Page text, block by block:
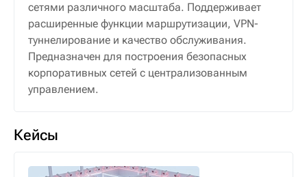
сетями различного масштаба. Поддерживает
расширенные функции маршрутизации, VPN-
туннелирование и качество обслуживания.
Предназначен для построения безопасных
корпоративных сетей с централизованным
управлением.
Кейсы